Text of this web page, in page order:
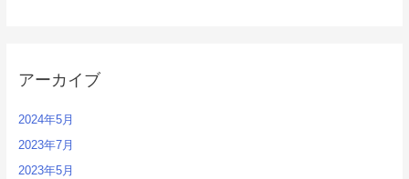
アーカイブ
2024年5月
2023年7月
2023年5月